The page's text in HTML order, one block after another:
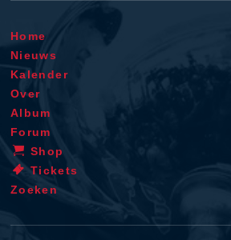
Home
Nieuws
Kalender
Over
Album
Forum
Shop
Tickets
Zoeken